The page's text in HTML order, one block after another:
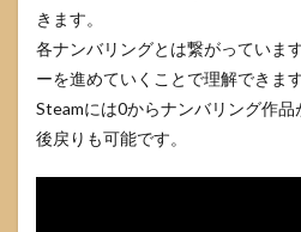
きます。
各ナンバリングとは繋がっていま
ーを進めていくことで理解できます
Steamには0からナンバリング作
後戻りも可能です。